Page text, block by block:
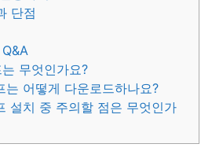
단점
무엇인가요?
는 어떻게 다운로드하나요?
설치 중 주의할 점은 무엇인가